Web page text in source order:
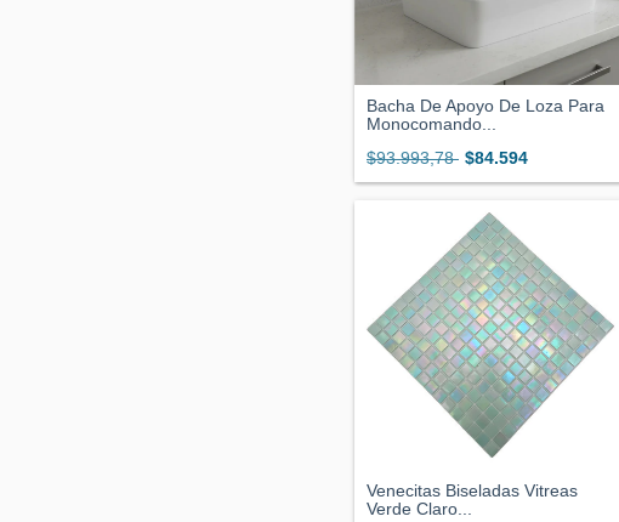
Bacha De Apoyo De Loza Para
Monocomando...
$93.993,78 $84.594
Venecitas Biseladas Vitreas
Verde Claro...